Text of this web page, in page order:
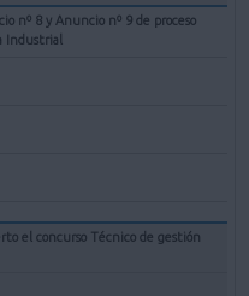
nº 8 y Anuncio nº 9 de proceso
Industrial
el concurso Técnico de gestión